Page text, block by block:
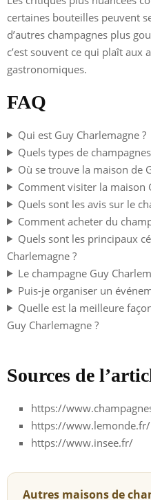
certaines bouteilles peuvent
d’autres champagnes plus
c’est souvent ce qui plaît aux
gastronomiques.
FAQ
Qui est Guy Charlemagne ?
Quels types de
Où se trouve la maison de
Comment visiter la maison
Quels sont les avis sur le
Comment acheter du
Quels sont les principaux
Charlemagne ?
Le champagne Guy
Puis-je organiser un
Quelle est la meilleure
Guy Charlemagne ?
Sources de
https://
https://www.lemonde.fr/
https://www.insee.fr/
Autres maisons de